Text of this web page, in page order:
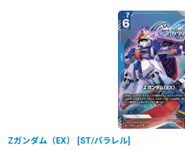
Ζガンダム（EX） [ST/パラレル]